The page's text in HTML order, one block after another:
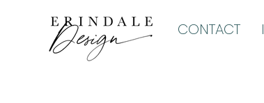
CONTACT